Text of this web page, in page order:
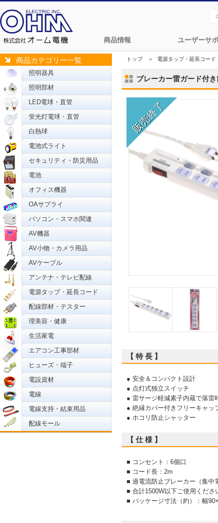
商品情報 ユーザーサ
商品カテゴリー一覧
照明器具
照明部材
LED電球・直管
蛍光灯電球・直管
白熱球
電池式ライト
セキュリティ・防災用品
電池
オフィス機器
OAサプライ
パソコン・スマホ関連
AV機器
AV小物・カメラ用品
AVケーブル
アンテナ・テレビ配線
電源タップ・延長コード
配線部材・テスター
理美容・健康
生活家電
エアコン工事部材
ヒューズ・端子
電設資材
電線
電線支持・結束用品
配線モール
トップ＞ 電源タップ・延長コード
ブレーカー雷ガード付
【 特 長 】
● 安全＆コンパクト設計
● 点灯式独立スイッチ
● 雷サージ軽減素子内蔵で落雷
● 絶縁カバー付きフリーキャッ
● ホコリ防止シャッター
【 仕 様 】
■ コンセント：6個口
■ コード長：2m
■ 過電流防止ブレーカー（集中
■ 合計1500W以下ご使用くださ
■ パッケージ寸法（約）：幅